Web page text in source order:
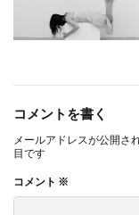
コメントを書く
メールアドレスが公開さ
目です
コメント ※